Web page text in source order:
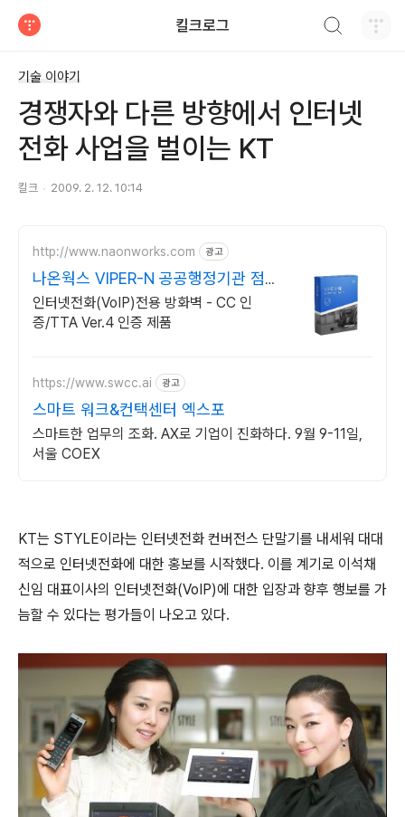
킬크로그
기술 이야기
경쟁자와 다른 방향에서 인터넷
전화 사업을 벌이는 KT
킬크 2009. 2. 12. 10:14
http://www.naonworks.com 광고
나온웍스 VIPER-N 공공행정기관 점유
율 No.1
인터넷전화(VoIP)전용 방화벽 - CC 인
증/TTA Ver.4 인증 제품
https://www.swcc.ai 광고
스마트 워크&컨택센터 엑스포
스마트한 업무의 조화. AX로 기업이 진화하다. 9월 9-11일,
서울 COEX
KT는 STYLE이라는 인터넷전화 컨버전스 단말기를 내세워 대대
적으로 인터넷전화에 대한 홍보를 시작했다. 이를 계기로 이석채
신임 대표이사의 인터넷전화(VoIP)에 대한 입장과 향후 행보를 가
늠할 수 있다는 평가들이 나오고 있다.